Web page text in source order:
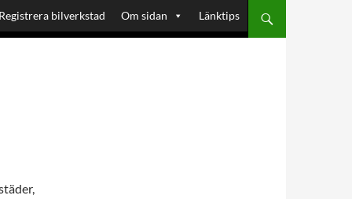
bilverkstad Om sidan Länktips